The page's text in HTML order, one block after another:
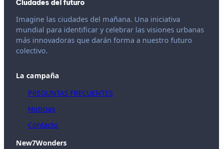
Ciudades del futuro
Imagine las ciudades del mañana. Una iniciativa
mundial para identificar y celebrar las visiones urbanas
más innovadoras que darán forma a nuestro futuro
colectivo.
La campaña
PREGUNTAS FRECUENTES
Noticias
Contacto
New7Wonders